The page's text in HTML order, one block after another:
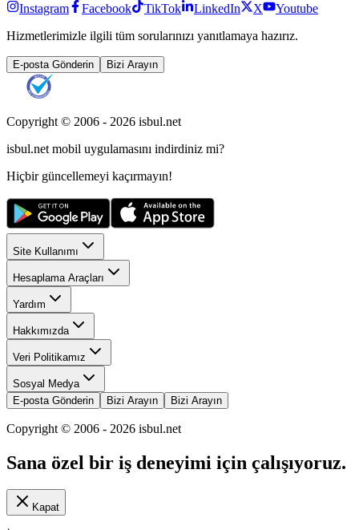
Instagram Facebook TikTok LinkedIn X
Youtube
Hizmetlerimizle ilgili tüm sorularınızı yanıtlamaya hazırız.
E-posta Gönderin Bizi Arayın
Copyright © 2006 - 2026 isbul.net
isbul.net mobil uygulamasını indirdiniz mi?
Hiçbir güncellemeyi kaçırmayın!
Site Kullanımı
Hesaplama Araçları
Yardım
Hakkımızda
Veri Politikamız
Sosyal Medya
E-posta Gönderin
Bizi Arayın Bizi Arayın
Copyright © 2006 - 2026 isbul.net
Sana özel bir iş deneyimi için çalışıyoruz.
Kapat